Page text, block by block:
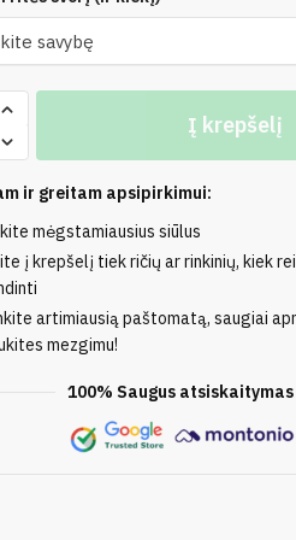
Į krepšelį
ir greitam apsipirkimui:
mėgstamiausius siūlus
į krepšelį tiek ričių ar rinkinių, kiek
artimiausią paštomatą, saugiai
mezgimu!
100% Saugus atsiskaitymas